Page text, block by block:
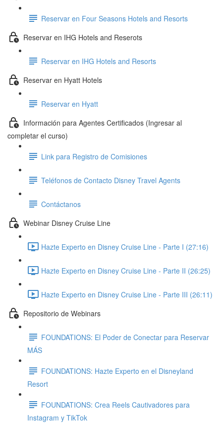
Reservar en Four Seasons Hotels and Resorts
Reservar en IHG Hotels and Reserots
Reservar en IHG Hotels and Resorts
Reservar en Hyatt Hotels
Reservar en Hyatt
Información para Agentes Certificados (Ingresar al
completar el curso)
Link para Registro de Comisiones
Teléfonos de Contacto Disney Travel Agents
Contáctanos
Webinar Disney Cruise Line
Hazte Experto en Disney Cruise Line - Parte I (27:16)
Hazte Experto en Disney Cruise Line - Parte II (26:25)
Hazte Experto en Disney Cruise Line - Parte III (26:11)
Repositorio de Webinars
FOUNDATIONS: El Poder de Conectar para Reservar
MÁS
FOUNDATIONS: Hazte Experto en el Disneyland
Resort
FOUNDATIONS: Crea Reels Cautivadores para
Instagram y TikTok